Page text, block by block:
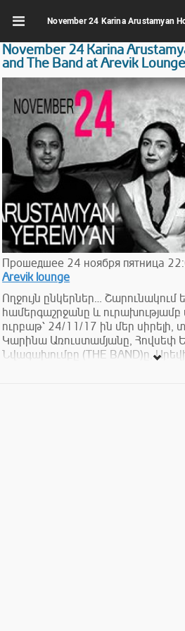
November 24 Karina
and The Band at Arevik Lounge
Прошедшее 24 ноября пятница
Arevik lounge
Ողջույն ընկերներ… Շարունակում
համերգաշրջանը և ուրախությամբ
ուրբաթ՝ 24/11/17 ին մեր սիրելի,
Կարինա Առուստամյանը, Հովսեփ
Նվագախումբը (THE BAND)ը,